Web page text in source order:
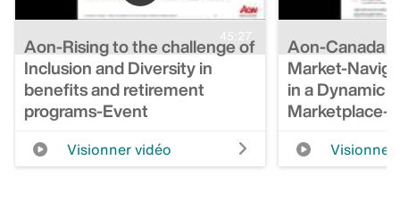
45:27
Aon-Rising to the challenge of
Inclusion and Diversity in
benefits and retirement
programs-Event
Visionner vidéo
Aon-Canada
Market-
in a Dynamic
Marketplace-
Visionner